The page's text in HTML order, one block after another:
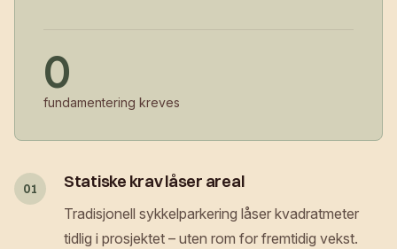
0
fundamentering kreves
01 Statiske krav låser areal
Tradisjonell sykkelparkering låser kvadratmeter
tidlig i prosjektet – uten rom for fremtidig vekst.